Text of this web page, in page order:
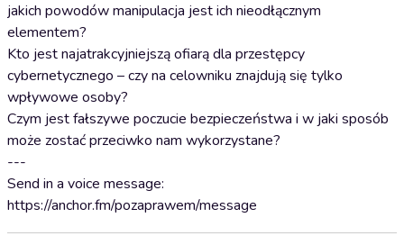
jakich powodów manipulacja jest ich nieodłącznym
elementem?
Kto jest najatrakcyjniejszą ofiarą dla przestępcy
cybernetycznego – czy na celowniku znajdują się tylko
wpływowe osoby?
Czym jest fałszywe poczucie bezpieczeństwa i w jaki sposób
może zostać przeciwko nam wykorzystane?
---
Send in a voice message:
https://anchor.fm/pozaprawem/message